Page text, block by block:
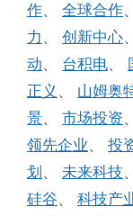
作、 全球合作、
力 、 创新中心、
动、 台积电、
正义 、 山姆奥
景、 市场投资、
领先企业、 投
划 、 未来科技、
硅谷、 科技产